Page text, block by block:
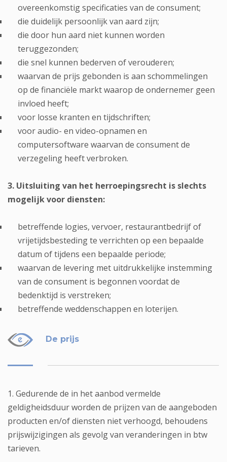
overeenkomstig specificaties van de consument;
die duidelijk persoonlijk van aard zijn;
die door hun aard niet kunnen worden
teruggezonden;
die snel kunnen bederven of verouderen;
waarvan de prijs gebonden is aan schommelingen
op de financiële markt waarop de ondernemer geen
invloed heeft;
voor losse kranten en tijdschriften;
voor audio- en video-opnamen en
computersoftware waarvan de consument de
verzegeling heeft verbroken.
3. Uitsluiting van het herroepingsrecht is slechts
mogelijk voor diensten:
betreffende logies, vervoer, restaurantbedrijf of
vrijetijdsbesteding te verrichten op een bepaalde
datum of tijdens een bepaalde periode;
waarvan de levering met uitdrukkelijke instemming
van de consument is begonnen voordat de
bedenktijd is verstreken;
betreffende weddenschappen en loterijen.
De prijs
1. Gedurende de in het aanbod vermelde
geldigheidsduur worden de prijzen van de aangeboden
producten en/of diensten niet verhoogd, behoudens
prijswijzigingen als gevolg van veranderingen in btw
tarieven.